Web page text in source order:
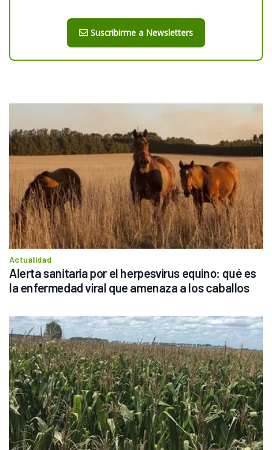
Suscribirme a Newsletters
Actualidad
Alerta sanitaria por el herpesvirus equino: qué es
la enfermedad viral que amenaza a los caballos